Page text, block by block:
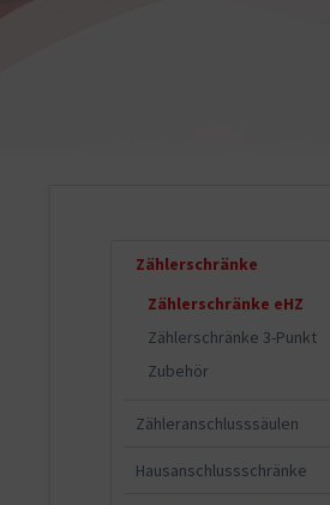
Zählerschränke
Zählerschränke eHZ
Zählerschränke 3-Punkt
Zubehör
Zähleranschlusssäulen
Hausanschlussschränke